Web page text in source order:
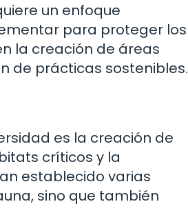
un enfoque
para proteger los
la creación de áreas
de prácticas sostenibles.
es la creación de
críticos y la
establecido varias
sino que también